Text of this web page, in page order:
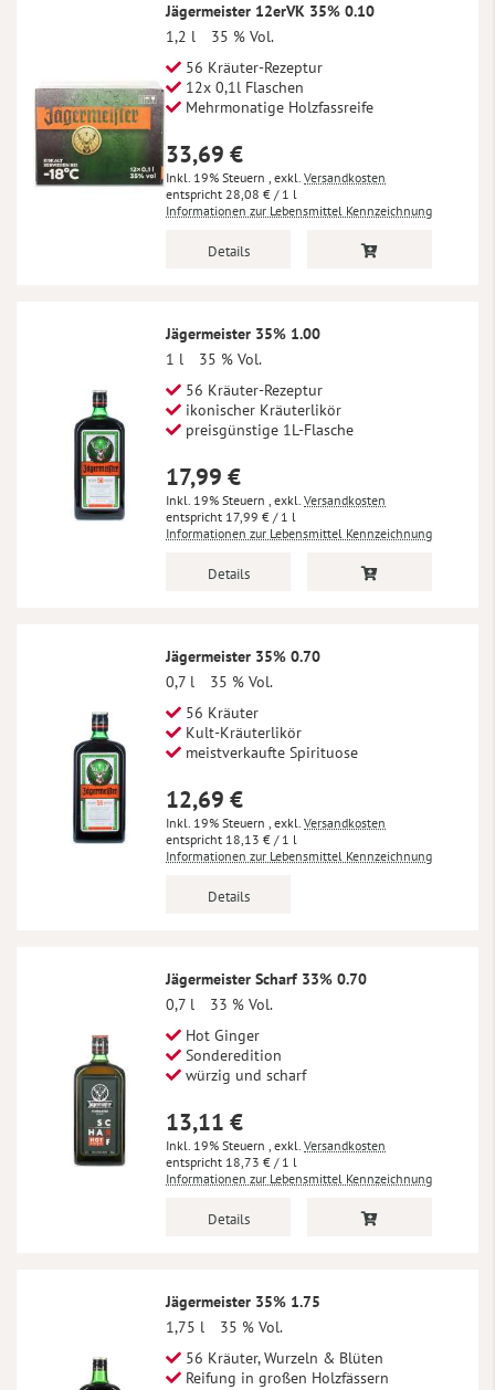
Jägermeister 12erVK 35% 0.10
1,2 l
35 % Vol.
56 Kräuter-Rezeptur
12x 0,1l Flaschen
Mehrmonatige Holzfassreife
33,69 €
Inkl. 19% Steuern , exkl. Versandkosten
28,08 € / 1 l
Informationen zur Lebensmittel Kennzeichnung
Details
Jägermeister 35% 1.00
1 l
35 % Vol.
56 Kräuter-Rezeptur
ikonischer Kräuterlikör
preisgünstige 1L-Flasche
17,99 €
Inkl. 19% Steuern , exkl. Versandkosten
17,99 € / 1 l
Informationen zur Lebensmittel Kennzeichnung
Details
Jägermeister 35% 0.70
0,7 l
35 % Vol.
56 Kräuter
Kult-Kräuterlikör
meistverkaufte Spirituose
12,69 €
Inkl. 19% Steuern , exkl. Versandkosten
18,13 € / 1 l
Informationen zur Lebensmittel Kennzeichnung
Details
Jägermeister Scharf 33% 0.70
0,7 l
33 % Vol.
Hot Ginger
Sonderedition
würzig und scharf
13,11 €
Inkl. 19% Steuern , exkl. Versandkosten
18,73 € / 1 l
Informationen zur Lebensmittel Kennzeichnung
Details
Jägermeister 35% 1.75
1,75 l
35 % Vol.
56 Kräuter, Wurzeln & Blüten
Reifung in großen Holzfässern